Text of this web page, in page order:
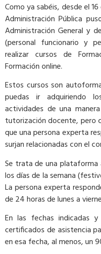
Como ya sabéis, desde el
Administración Pública
Administración General y
(personal funcionario y
realizar cursos de
Formación online.
Estos cursos son
puedas ir adquiriendo
actividades de una
tutorización docente, pero
que una persona experta
surjan relacionadas con el
Se trata de una
los días de la semana
La persona experta
de 24 horas de lunes a
En las fechas indicadas
certificados de asistencia
en esa fecha, al menos, un